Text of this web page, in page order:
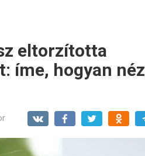
eltorzította
íme, hogyan néz